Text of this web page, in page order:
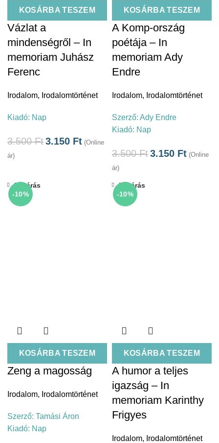
KOSÁRBA TESZEM
Vázlat a
mindenségről – In
memoriam Juhász
Ferenc
Irodalom, Irodalomtörténet
Kiadó: Nap
3.500Ft3.150 Ft (Online
ár)
KOSÁRBA TESZEM
A Komp-ország
poétája – In
memoriam Ady
Endre
Irodalom, Irodalomtörténet
Szerző: Ady Endre
Kiadó: Nap
3.500Ft3.150 Ft (Online
ár)
-10%
KOSÁRBA TESZEM
Bezárás
Zeng a magosság
Irodalom, Irodalomtörténet
Szerző: Tamási Áron
Kiadó: Nap
-10%
KOSÁRBA TESZEM
Bezárás
A humor a teljes
igazság – In
memoriam Karinthy
Frigyes
Irodalom, Irodalomtörténet